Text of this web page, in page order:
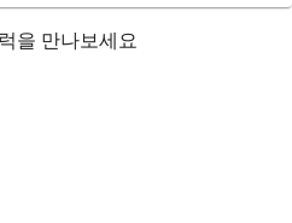
을 만나보세요